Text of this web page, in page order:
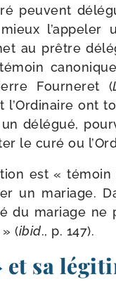
peuvent
au prêtre
Fourneret (
l’Ordinaire ont
délé­gué,
le curé ou
est «
un mariage.
du mariage
(ibid., p. 147).
et sa